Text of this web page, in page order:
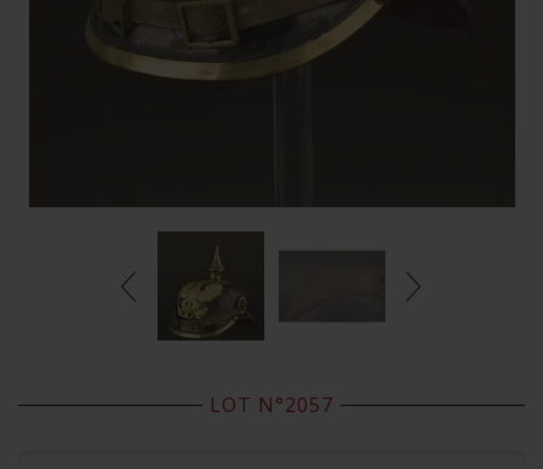
LOT N°2057